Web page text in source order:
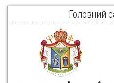
Головний